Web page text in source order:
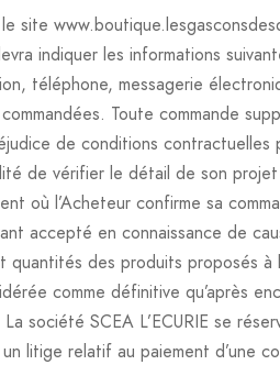
site
indiquer les informations
téléphone, messagerie
Toute commande
de conditions contractuelles
de vérifier le détail de son
où l’Acheteur confirme sa
accepté en connaissance de
quantités des produits proposés
comme définitive qu’après
société SCEA L’ECURIE se
litige relatif au paiement d’une